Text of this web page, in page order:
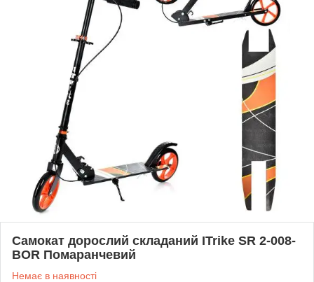
Самокат дорослий складаний ITrike SR 2-008-
BOR Помаранчевий
Немає в наявності